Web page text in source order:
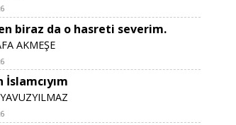
biraz da o hasreti severim.
AKMEŞE
İslamcıyım